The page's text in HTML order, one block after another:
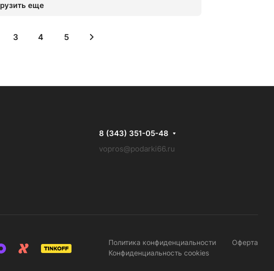
еще
3 4 5
8 (343) 351-05-48
vopros@podarki66.ru
Политика конфиденциальности
Конфиденциальность cookies
Оферта